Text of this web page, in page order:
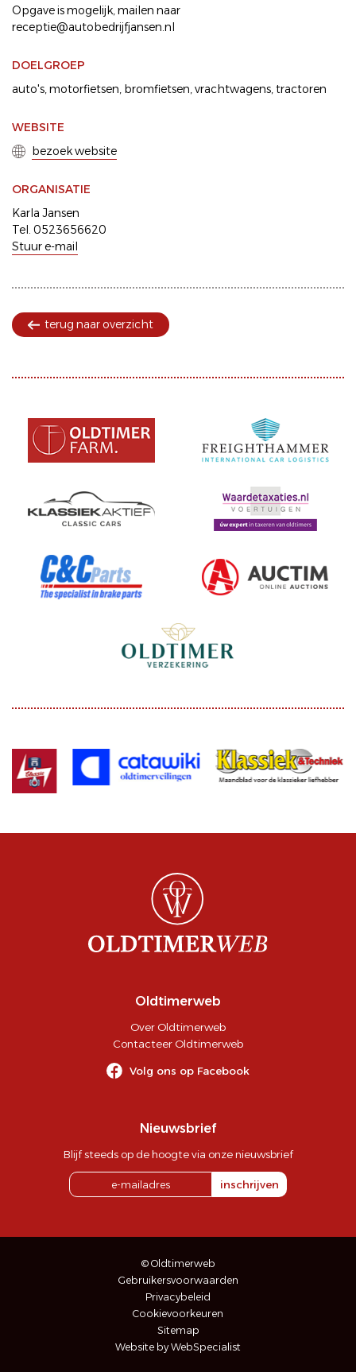
Opgave is mogelijk, mailen naar
receptie@autobedrijfjansen.nl
DOELGROEP
auto's motorfietsen bromfietsen vrachtwagens tractoren
WEBSITE
bezoek website
ORGANISATIE
Karla Jansen
Tel. 0523656620
Stuur e-mail
terug naar overzicht
Oldtimerweb
Over Oldtimerweb
Contacteer Oldtimerweb
Volg ons op Facebook
Nieuwsbrief
Blijf steeds op de hoogte via onze nieuwsbrief
inschrijven
© Oldtimerweb
Gebruikersvoorwaarden
Privacybeleid
Cookievoorkeuren
Sitemap
Website by WebSpecialist